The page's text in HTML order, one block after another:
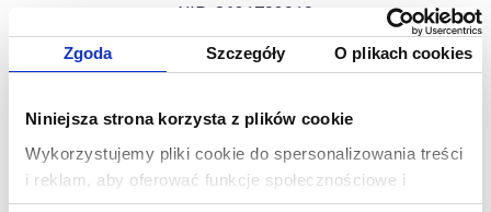
Zgoda Szczegóły O plikach cookies
Niniejsza strona korzysta z plików cookie
Wykorzystujemy pliki cookie do spersonalizowania treści
i reklam, aby oferować funkcje społecznościowe i
analizować ruch w naszej witrynie. Informacje o tym, jak
NIP: 8631703910
Wszelkie prawa zastrzeżone
RealizacjaIdeo Force&Ideo